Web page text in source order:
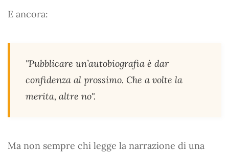
E ancora:
"Pubblicare un’autobiografia è dar
confidenza al prossimo. Che a volte la
merita, altre no".
Ma non sempre chi legge la narrazione di una